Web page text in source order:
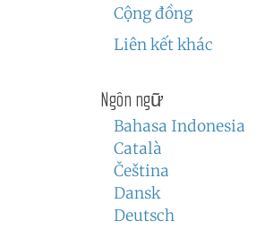
Cộng đồng
Liên kết khác
Ngôn ngữ
Bahasa Indonesia
Català
Čeština
Dansk
Deutsch